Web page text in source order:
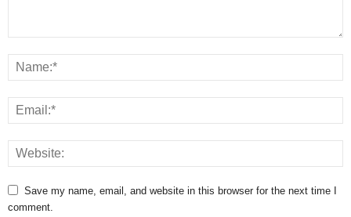
Save my name, email, and website in this browser for the next time I
comment.